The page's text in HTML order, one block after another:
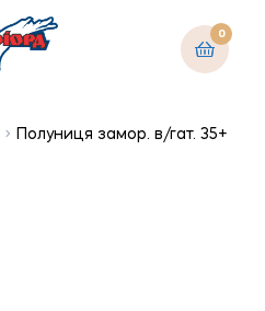
0
Полуниця замор. в/гат. 35+